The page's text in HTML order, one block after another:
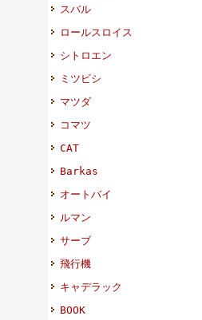
スバル
ロールスロイス
シトロエン
ミツビシ
マツダ
コマツ
CAT
Barkas
オートバイ
ルマン
サーブ
飛行機
キャデラック
BOOK